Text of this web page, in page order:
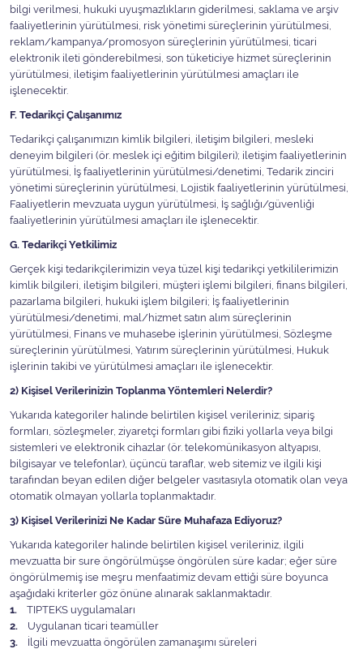
bilgi verilmesi, hukuki uyuşmazlıkların giderilmesi, saklama ve arşiv
faaliyetlerinin yürütülmesi, risk yönetimi süreçlerinin yürütülmesi,
reklam/kampanya/promosyon süreçlerinin yürütülmesi, ticari
elektronik ileti gönderebilmesi, son tüketiciye hizmet süreçlerinin
yürütülmesi, iletişim faaliyetlerinin yürütülmesi amaçları ile
işlenecektir.
F. Tedarikçi Çalışanımız
Tedarikçi çalışanımızın kimlik bilgileri, iletişim bilgileri, mesleki
deneyim bilgileri (ör. meslek içi eğitim bilgileri); iletişim faaliyetlerinin
yürütülmesi, İş faaliyetlerinin yürütülmesi/denetimi, Tedarik zinciri
yönetimi süreçlerinin yürütülmesi, Lojistik faaliyetlerinin yürütülmesi,
Faaliyetlerin mevzuata uygun yürütülmesi, İş sağlığı/güvenliği
faaliyetlerinin yürütülmesi amaçları ile işlenecektir.
G. Tedarikçi Yetkilimiz
Gerçek kişi tedarikçilerimizin veya tüzel kişi tedarikçi yetkililerimizin
kimlik bilgileri, iletişim bilgileri, müşteri işlemi bilgileri, finans bilgileri,
pazarlama bilgileri, hukuki işlem bilgileri; İş faaliyetlerinin
yürütülmesi/denetimi, mal/hizmet satın alım süreçlerinin
yürütülmesi, Finans ve muhasebe işlerinin yürütülmesi, Sözleşme
süreçlerinin yürütülmesi, Yatırım süreçlerinin yürütülmesi, Hukuk
işlerinin takibi ve yürütülmesi amaçları ile işlenecektir.
2) Kişisel Verilerinizin Toplanma Yöntemleri Nelerdir?
Yukarıda kategoriler halinde belirtilen kişisel verileriniz; sipariş
formları, sözleşmeler, ziyaretçi formları gibi fiziki yollarla veya bilgi
sistemleri ve elektronik cihazlar (ör. telekomünikasyon altyapısı,
bilgisayar ve telefonlar), üçüncü taraflar, web sitemiz ve ilgili kişi
tarafından beyan edilen diğer belgeler vasıtasıyla otomatik olan veya
otomatik olmayan yollarla toplanmaktadır.
3) Kişisel Verilerinizi Ne Kadar Süre Muhafaza Ediyoruz?
Yukarıda kategoriler halinde belirtilen kişisel verileriniz, ilgili
mevzuatta bir sure öngörülmüşse öngörülen süre kadar; eğer süre
öngörülmemiş ise meşru menfaatimiz devam ettiği süre boyunca
aşağıdaki kriterler göz önüne alınarak saklanmaktadır.
1. TIPTEKS uygulamaları
2.
Uygulanan ticari teamüller
3.
İlgili mevzuatta öngörülen zamanaşımı süreleri